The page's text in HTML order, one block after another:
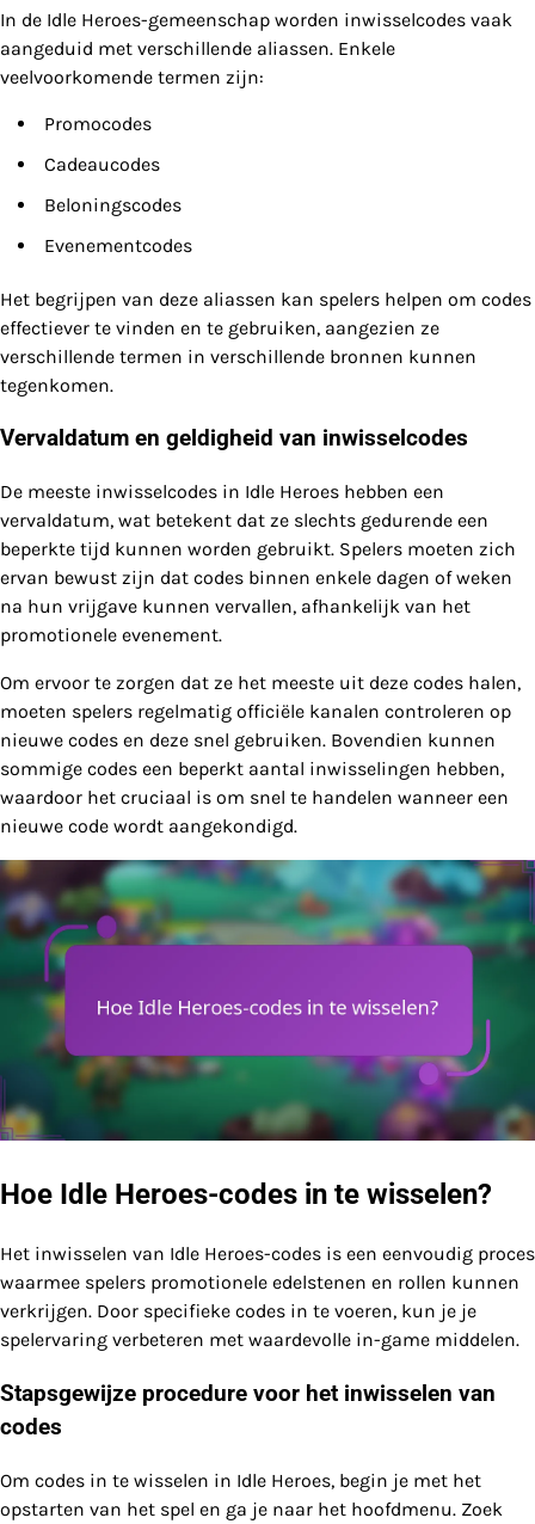
In de Idle Heroes-gemeenschap worden inwisselcodes vaak
aangeduid met verschillende aliassen. Enkele
veelvoorkomende termen zijn:
Promocodes
Cadeaucodes
Beloningscodes
Evenementcodes
Het begrijpen van deze aliassen kan spelers helpen om codes
effectiever te vinden en te gebruiken, aangezien ze
verschillende termen in verschillende bronnen kunnen
tegenkomen.
Vervaldatum en geldigheid van inwisselcodes
De meeste inwisselcodes in Idle Heroes hebben een
vervaldatum, wat betekent dat ze slechts gedurende een
beperkte tijd kunnen worden gebruikt. Spelers moeten zich
ervan bewust zijn dat codes binnen enkele dagen of weken
na hun vrijgave kunnen vervallen, afhankelijk van het
promotionele evenement.
Om ervoor te zorgen dat ze het meeste uit deze codes halen,
moeten spelers regelmatig officiële kanalen controleren op
nieuwe codes en deze snel gebruiken. Bovendien kunnen
sommige codes een beperkt aantal inwisselingen hebben,
waardoor het cruciaal is om snel te handelen wanneer een
nieuwe code wordt aangekondigd.
Hoe Idle Heroes-codes in te wisselen?
Het inwisselen van Idle Heroes-codes is een eenvoudig proces
waarmee spelers promotionele edelstenen en rollen kunnen
verkrijgen. Door specifieke codes in te voeren, kun je je
spelervaring verbeteren met waardevolle in-game middelen.
Stapsgewijze procedure voor het inwisselen van
codes
Om codes in te wisselen in Idle Heroes, begin je met het
opstarten van het spel en ga je naar het hoofdmenu. Zoek